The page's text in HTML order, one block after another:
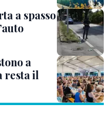
a spasso
a
resta il